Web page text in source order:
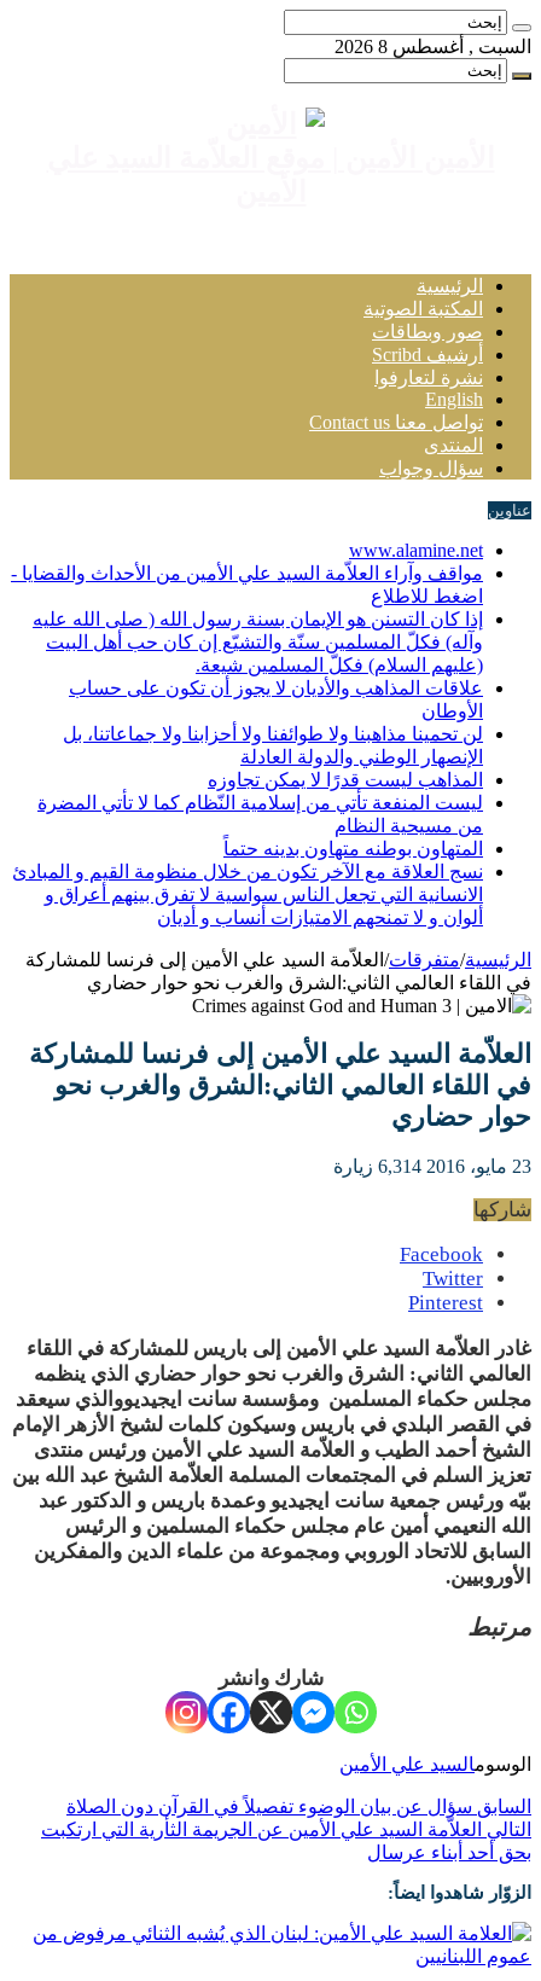
السبت , أغسطس 8 2026
الرئيسية
المكتبة الصوتية
صور وبطاقات
أرشيف Scribd
نشرة لتعارفوا
English
تواصل معنا Contact us
المنتدى
سؤال وجواب
عناوين
www.alamine.net
مواقف وآراء العلاّمة السيد علي الأمين من الأحداث والقضايا -
اضغط للاطلاع
إذا كان التسنن هو الإيمان بسنة رسول الله ( صلى الله عليه
وآله) فكلّ المسلمين سنّة والتشيّع إن كان حب أهل البيت
(عليهم السلام) فكلّ المسلمين شيعة.
علاقات المذاهب والأديان لا يجوز أن تكون على حساب
الأوطان
لن تحمينا مذاهبنا ولا طوائفنا ولا أحزابنا ولا جماعاتنا، بل
الإنصهار الوطني والدولة العادلة
المذاهب ليست قدرًا لا يمكن تجاوزه
ليست المنفعة تأتي من إسلامية النّظام كما لا تأتي المضرة
من مسيحية النظام
المتهاون بوطنه متهاون بدينه حتماً
نسج العلاقة مع الآخر تكون من خلال منظومة القيم و المبادئ
الانسانية التي تجعل الناس سواسية لا تفرق بينهم أعراق و
ألوان و لا تمنحهم الامتيازات أنساب و أديان
الرئيسية/متفرقات/ العلاّمة السيد علي الأمين إلى فرنسا للمشاركة
في اللقاء العالمي الثاني:الشرق والغرب نحو حوار حضاري
العلاّمة السيد علي الأمين إلى فرنسا للمشاركة
في اللقاء العالمي الثاني:الشرق والغرب نحو
حوار حضاري
23 مايو، 2016 6,314 زيارة
شاركها
Facebook
Twitter
Pinterest
غادر العلاّمة السيد علي الأمين إلى باريس للمشاركة في اللقاء
العالمي الثاني: الشرق والغرب نحو حوار حضاري الذي ينظمه
مجلس حكماء المسلمين ومؤسسة سانت ايجيديووالذي سيعقد
في القصر البلدي في باريس وسيكون كلمات لشيخ الأزهر الإمام
الشيخ أحمد الطيب و العلاّمة السيد علي الأمين ورئيس منتدى
تعزيز السلم في المجتمعات المسلمة العلاّمة الشيخ عبد الله بين
بيّه ورئيس جمعية سانت ايجيديو وعمدة باريس و الدكتور عبد
الله النعيمي أمين عام مجلس حكماء المسلمين و الرئيس
السابق للاتحاد الوروبي ومجموعة من علماء الدين والمفكرين
الأوروبيين.
مرتبط
شارك وانشر
الوسومالسيد علي الأمين
السابق سؤال عن بيان الوضوء تفصيلاً في القرآن دون الصلاة
التالي العلاّمة السيد علي الأمين عن الجريمة الثأرية التي ارتكبت
بحق أحد أبناء عرسال
الزوّار شاهدوا ايضاً: